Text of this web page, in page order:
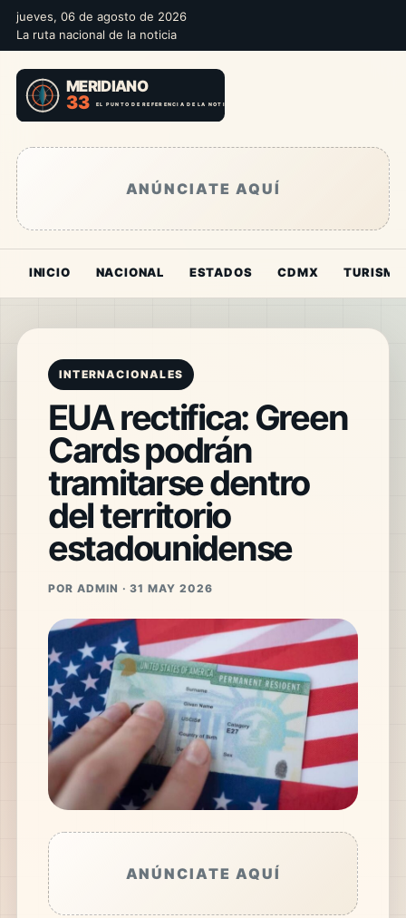
jueves, 06 de agosto de 2026
La ruta nacional de la noticia
ANÚNCIATE AQUÍ
INICIO NACIONAL ESTADOS CDMX TURISMO
INTERNACIONALES
EUA rectifica: Green
Cards podrán
tramitarse dentro
del territorio
estadounidense
POR ADMIN · 31 MAY 2026
ANÚNCIATE AQUÍ